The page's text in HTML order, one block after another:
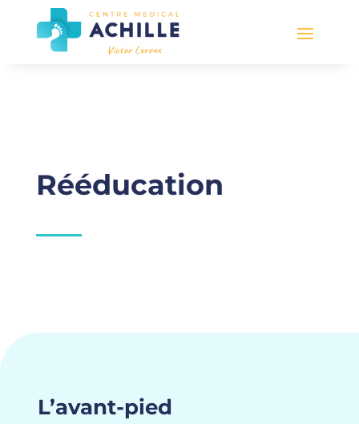
Rééducation
L’avant-pied